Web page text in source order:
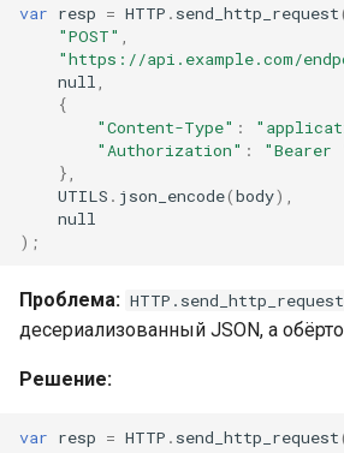
var resp = HTTP . send_http_request
"POST"
"https://api.example.com/
null
{
"Content-Type" :
"Authorization" : "Bearer
},
UTILS . json_encode(body),
null
);
Проблема: HTTP.send_http_request
десериализованный JSON, а
Решение:
var resp = HTTP . send_http_request